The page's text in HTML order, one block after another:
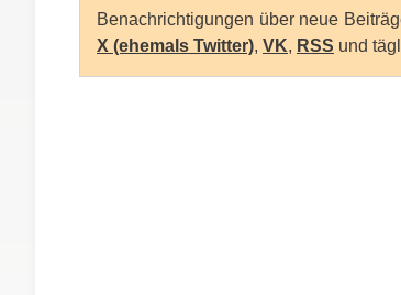
Benachrichtigungen über neue
X (ehemals Twitter), VK, RSS und